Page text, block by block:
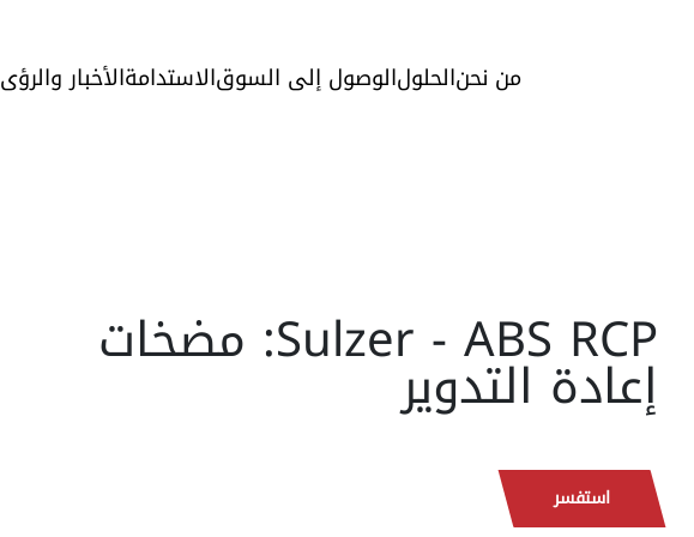
من نحنالحلولالوصول إلى السوقالاستدامةالأخبار والرؤى
Sulzer - ABS RCP: مضخات
إعادة التدوير
استفسر